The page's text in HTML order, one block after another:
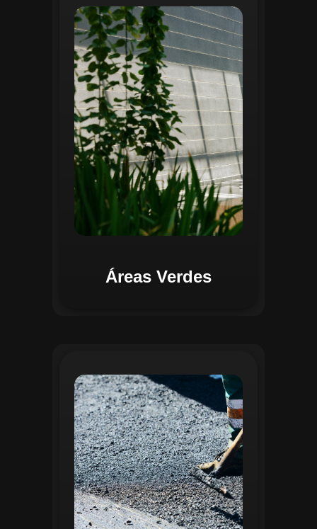
Áreas Verdes
O módulo de Gestão de Áreas Verdes do
Regente aplica tecnologias avançadas de
geoprocessamento para mapear e
monitorar espaços verdes, registrando
localização, tipo de vegetação e estado
de conservação. Ele organiza fluxos de
manutenção e garante que as atividades
sejam realizadas de forma eficiente e
programada. Relatórios analíticos ajudam
a avaliar ações realizadas, promovendo a
sustentabilidade e o uso estratégico do
espaço urbano.
Na Gestão de Pavimentação, o Regente
oferece ferramentas para mapear, avaliar
e monitorar a infraestrutura viária. O
sistema permite registrar condições dos
pavimentos, identificar áreas críticas e
planejar ações de manutenção preventiva
e corretiva. Com o auxílio do
geoprocessamento, é possível gerar
mapas detalhados que facilitam a
priorização de intervenções, otimizando
recursos e assegurando maior
durabilidade das vias. Relatórios
personalizáveis garantem transparência e
suporte na tomada de decisões
estratégicas.